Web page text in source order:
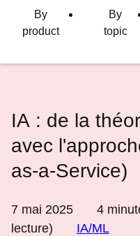
langueBy
product
By
topic
IA : de la
avec
as-a-Service)
7 mai 2025 4
lecture)
IA/ML